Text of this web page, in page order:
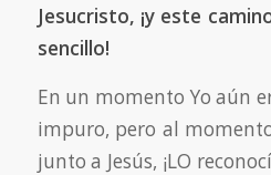
Jesucristo, ¡y este
sencillo!
En un momento Yo aún
impuro, pero al
junto a Jesús, ¡LO